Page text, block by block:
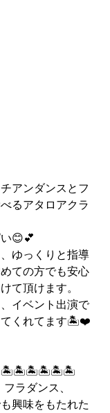
アンダンスとフ
るアタロアクラ
😊💕
ゆっくりと指導
ての方でも安心
て頂けます。
イベント出演で
てくれてます🏝❤️
ラダンス、
興味をもたれた